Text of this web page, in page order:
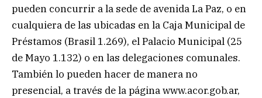
pueden concurrir a la sede de avenida La Paz, o en
cualquiera de las ubicadas en la Caja Municipal de
Préstamos (Brasil 1.269), el Palacio Municipal (25
de Mayo 1.132) o en las delegaciones comunales.
También lo pueden hacer de manera no
presencial, a través de la página www.acor.gob.ar,